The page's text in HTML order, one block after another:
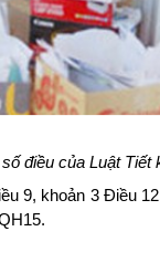
điều của Luật Tiết
9, khoản 3 Điều